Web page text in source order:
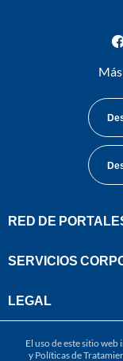
RED DE
SERVICIOS
LEGAL
El uso de este sitio
y Políticas de